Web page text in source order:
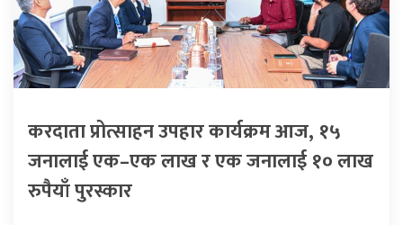
करदाता प्रोत्साहन उपहार कार्यक्रम आज, १५
जनालाई एक–एक लाख र एक जनालाई १० लाख
रुपैयाँ पुरस्कार